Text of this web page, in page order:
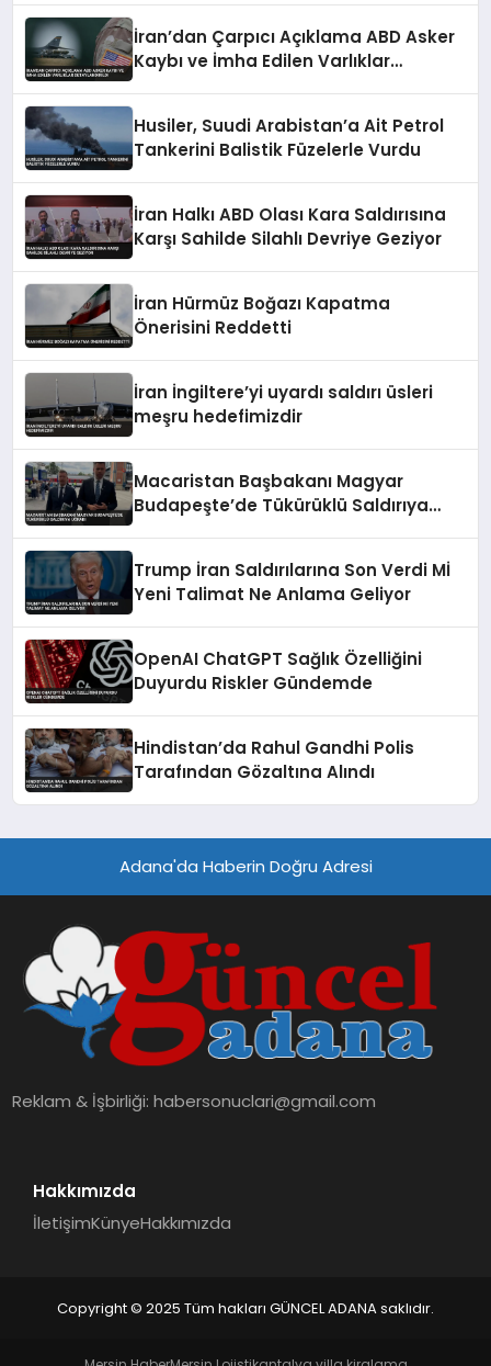
İran’dan Çarpıcı Açıklama ABD Asker
Kaybı ve İmha Edilen Varlıklar
Husiler, Suudi Arabistan’a Ait Petrol
Tankerini Balistik Füzelerle Vurdu
İran Halkı ABD Olası Kara Saldırısına
Karşı Sahilde Silahlı Devriye Geziyor
İran Hürmüz Boğazı Kapatma
Önerisini Reddetti
İran İngiltere’yi uyardı saldırı üsleri
meşru hedefimizdir
Macaristan Başbakanı Magyar
Budapeşte’de Tükürüklü Saldırıya
Trump İran Saldırılarına Son Verdi Mİ
Yeni Talimat Ne Anlama Geliyor
OpenAI ChatGPT Sağlık Özelliğini
Duyurdu Riskler Gündemde
Hindistan’da Rahul Gandhi Polis
Tarafından Gözaltına Alındı
Adana'da Haberin Doğru Adresi
Reklam & İşbirliği:habersonuclari@gmail.com
Hakkımızda
İletişimKünyeHakkımızda
Copyright © 2025 Tüm hakları GÜNCEL ADANA saklıdır.